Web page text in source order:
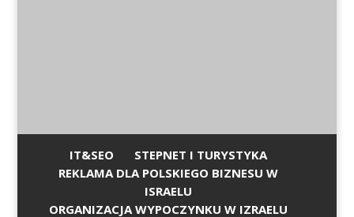
IT&SEO
STEPNET I TURYSTYKA
REKLAMA DLA POLSKIEGO BIZNESU W
ISRAELU
ORGANIZACJA WYPOCZYNKU W IZRAELU